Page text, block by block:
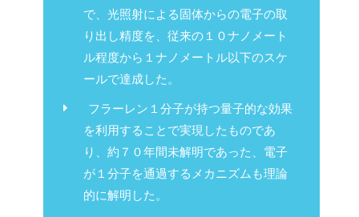
で、光照射による固体からの電子の取
り出し精度を、従来の１０ナノメート
ル程度から１ナノメートル以下のスケ
ールで達成した。
フラーレン１分子が持つ量子的な効果
を利用することで実現したものであ
り、約７０年間未解明であった、電子
が１分子を通過するメカニズムも理論
的に解明した。